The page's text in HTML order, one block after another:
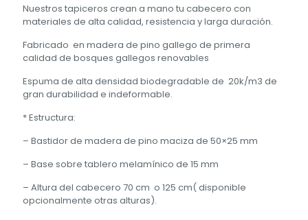
Nuestros tapiceros crean a mano tu cabecero con
materiales de alta calidad, resistencia y larga duración.
Fabricado en madera de pino gallego de primera
calidad de bosques gallegos renovables
Espuma de alta densidad biodegradable de 20k/m3 de
gran durabilidad e indeformable.
* Estructura:
– Bastidor de madera de pino maciza de 50×25 mm
– Base sobre tablero melamínico de 15 mm
– Altura del cabecero 70 cm o 125 cm( disponible
opcionalmente otras alturas).